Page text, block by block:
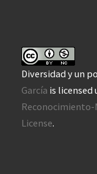
Diversidad y un
García is licensed
License.